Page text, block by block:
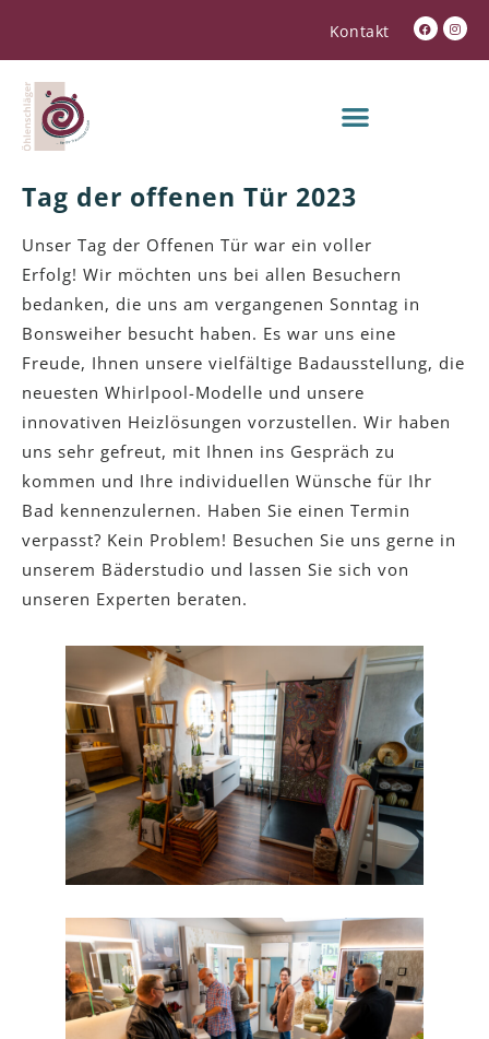
Kontakt
Tag der offenen Tür 2023
Unser Tag der Offenen Tür war ein voller
Erfolg! Wir möchten uns bei allen Besuchern
bedanken, die uns am vergangenen Sonntag in
Bonsweiher besucht haben. Es war uns eine
Freude, Ihnen unsere vielfältige Badausstellung, die
neuesten Whirlpool-Modelle und unsere
innovativen Heizlösungen vorzustellen. Wir haben
uns sehr gefreut, mit Ihnen ins Gespräch zu
kommen und Ihre individuellen Wünsche für Ihr
Bad kennenzulernen. Haben Sie einen Termin
verpasst? Kein Problem! Besuchen Sie uns gerne in
unserem Bäderstudio und lassen Sie sich von
unseren Experten beraten.